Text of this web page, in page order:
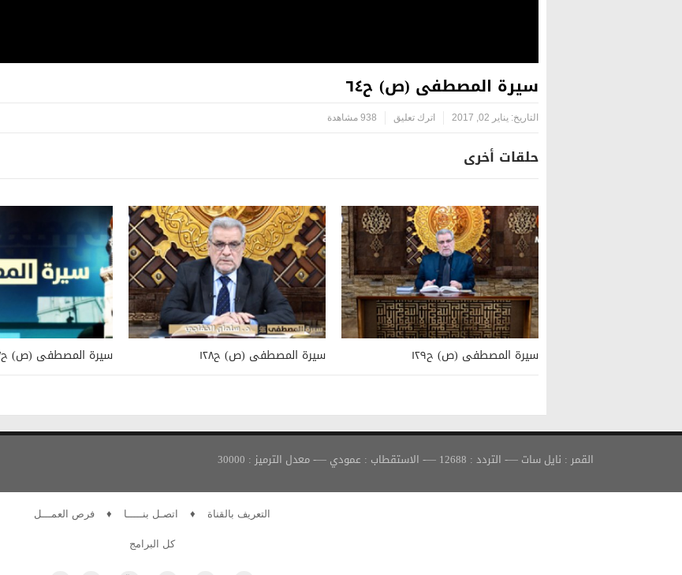
سيرة المصطفى (ص) ح٦٤
التاريخ: يناير 02, 2017 اترك تعليق 938 مشاهدة
حلقات أخرى
سيرة المصطفى (ص) ح١٢٩ سيرة المصطفى (ص) ح١٢٨ سيرة المصطفى (ص) ح١٢٧
القمر : نايل سات —- التردد : 12688 —- الاستقطاب : عمودي —- معدل الترميز : 30000
التعريف بالقناة ♦ اتصـل بنـــــا ♦ فرص العمـــل
كل البرامج